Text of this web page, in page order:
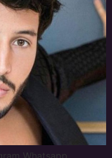
Whatsapp